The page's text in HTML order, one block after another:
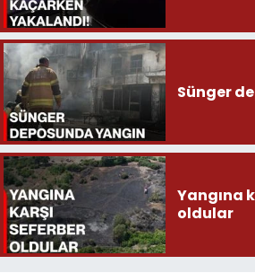
Sünger
Yangına
oldular